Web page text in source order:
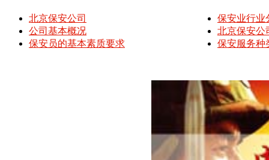
北京保安公司
保安业行业
公司基本概况
北京保安公
保安员的基本素质要求
保安服务种